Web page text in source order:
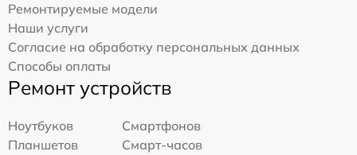
Ремонтируемые модели
Наши услуги
Согласие на обработку персональных данных
Способы оплаты
Ремонт устройств
Ноутбуков
Смартфонов
Планшетов
Смарт-часов